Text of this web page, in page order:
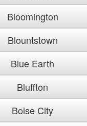
Bloomington
Blountstown
Blue Earth
Bluffton
Boise City